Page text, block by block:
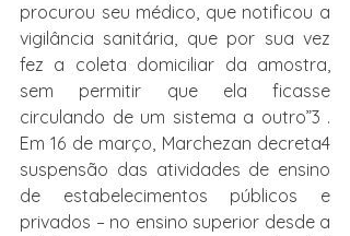
procurou seu médico, que notificou a
vigilância sanitária, que por sua vez
fez a coleta domiciliar da amostra,
sem permitir que ela ficasse
circulando de um sistema a outro”3 .
Em 16 de março, Marchezan decreta4
suspensão das atividades de ensino
de estabelecimentos públicos e
privados – no ensino superior desde a